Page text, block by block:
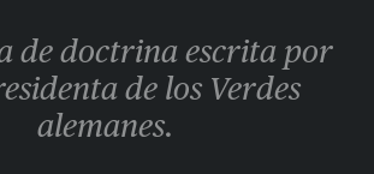
de doctrina escrita por
de los Verdes
alemanes.